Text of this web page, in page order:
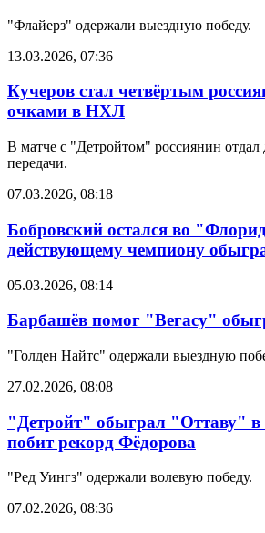
"Флайерз" одержали выездную победу.
13.03.2026, 07:36
Кучеров стал четвёртым
очками в НХЛ
В матче с "Детройтом" россиянин отдал
передачи.
07.03.2026, 08:18
Бобровский остался во
действующему чемпиону
05.03.2026, 08:14
Барбашёв помог "Вегасу"
"Голден Найтс" одержали выездную
27.02.2026, 08:08
"Детройт" обыграл "Оттаву" в
побит рекорд Фёдорова
"Ред Уингз" одержали волевую победу.
07.02.2026, 08:36